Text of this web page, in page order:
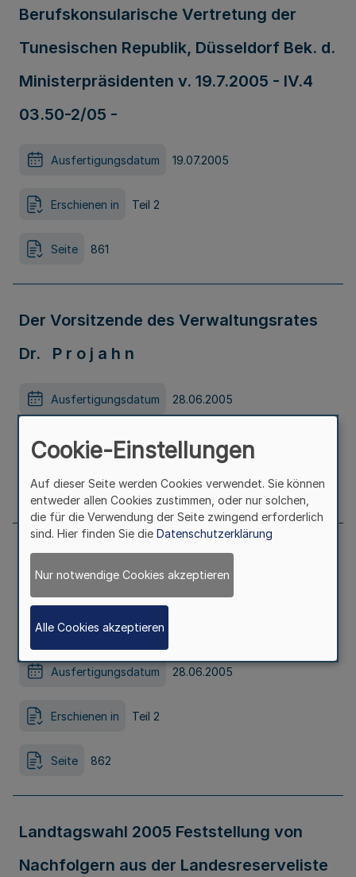
Berufskonsularische Vertretung der
Tunesischen Republik, Düsseldorf Bek. d.
Ministerpräsidenten v. 19.7.2005 - IV.4
03.50-2/05 -
Ausfertigungsdatum 19.07.2005
Erschienen in Teil 2
Seite 861
Der Vorsitzende des Verwaltungsrates
Dr. P r o j a h n
Ausfertigungsdatum 28.06.2005
Erschienen in Teil 2
Seite 862
Zehnter Nachtrag vom 28.6.2005 zum
Anhang 2 zur Satzung der AOK
Westfalen-Lippe vom 18.2.1994
Ausfertigungsdatum 28.06.2005
Erschienen in Teil 2
Seite 862
Landtagswahl 2005 Feststellung von
Nachfolgern aus der Landesreserveliste
Cookie-Einstellungen
Auf dieser Seite werden Cookies verwendet. Sie können
entweder allen Cookies zustimmen, oder nur solchen,
die für die Verwendung der Seite zwingend erforderlich
sind. Hier finden Sie die Datenschutzerklärung
Nur notwendige Cookies akzeptieren
Alle Cookies akzeptieren